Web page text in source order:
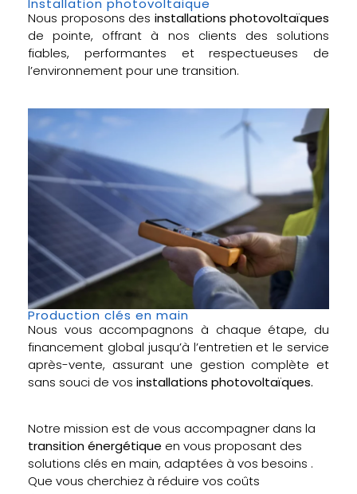
Nous proposons des installations photovoltaïques
de pointe, offrant à nos clients des solutions
fiables, performantes et respectueuses de
l’environnement pour une transition.
Production clés en main
Nous vous accompagnons à chaque étape, du
financement global jusqu’à l’entretien et le service
après-vente, assurant une gestion complète et
sans souci de vos installations photovoltaïques.
Notre mission est de vous accompagner dans la
transition énergétique en vous proposant des
solutions clés en main, adaptées à vos besoins .
Que vous cherchiez à réduire vos coûts